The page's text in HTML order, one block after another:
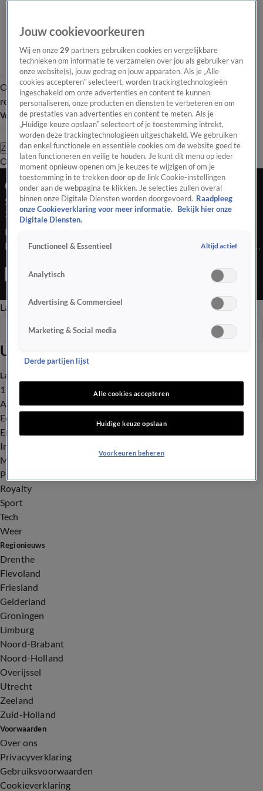
Overzicht Laatste nieuws Regionieuws Het beste van Hart
Tip de
redactie
Volg Hart van Nederland
Zoeken
OverzichtRegioUitzendingenWeerTip de redactiePanelVideo's
Ochtend Editie
Seizoen 2026, aflevering 1227
22 mrt, 07:00
Bekijk aflevering 1227 van Hart van Nederland - Ochtend
Editie uit seizoen 2026 hier. Deze aflevering is uitgezonden op
Editie is een Nieuws programma
Late EditieOchtend EditieVroege Editie
Uitzendingen
Seizoen 2026
Laatste nieuws
112
Advies & Tips
Economie
Entertainment
Infrastructuur
Milieu en Gezondheid
Politiek
Royalty
Sport
Tech
Weer
Regionieuws
Drenthe
Flevoland
Friesland
Gelderland
Groningen
Limburg
Noord-Brabant
Noord-Holland
Overijssel
Utrecht
Zeeland
Zuid-Holland
Voorwaarden
Over ons
Privacyverklaring
Gebruiksvoorwaarden
Cookieverklaring
Jouw cookievoorkeuren
Wij en onze29 partners gebruiken cookies en vergelijkbare
technieken om informatie te verzamelen over jou als gebruiker van
onze website(s), jouw gedrag en jouw apparaten. Als je „Alle
cookies accepteren” selecteert, worden trackingtechnologieën
ingeschakeld om onze advertenties en content te kunnen
personaliseren, onze producten en diensten te verbeteren en om
de prestaties van advertenties en content te meten. Als je
„Huidige keuze opslaan” selecteert of je toestemming intrekt,
worden deze trackingtechnologieën uitgeschakeld. We gebruiken
dan enkel functionele en essentiële cookies om de website goed te
laten functioneren en veilig te houden. Je kunt dit menu op ieder
moment opnieuw openen om je keuzes te wijzigen of om je
toestemming in te trekken door op de link Cookie-instellingen
onder aan de webpagina te klikken. Je selecties zullen overal
binnen onze Digitale Diensten worden doorgevoerd. Raadpleeg
onze Cookieverklaring voor meer informatie.
Bekijk hier onze
Digitale Diensten.
Functioneel & Essentieel Altijd actief
Analytisch
Advertising & Commercieel
Marketing & Social media
Derde partijen lijst
Alle cookies accepteren
Huidige keuze opslaan
Voorkeuren beheren